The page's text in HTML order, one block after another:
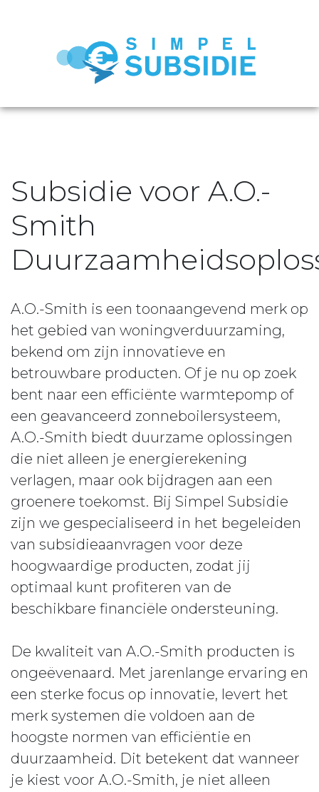
Subsidie voor A.O.-
Smith
A.O.-Smith is een toonaangevend merk op
het gebied van woningverduurzaming,
bekend om zijn innovatieve en
betrouwbare producten. Of je nu op zoek
bent naar een efficiënte warmtepomp of
een geavanceerd zonneboilersysteem,
A.O.-Smith biedt duurzame oplossingen
die niet alleen je energierekening
verlagen, maar ook bijdragen aan een
groenere toekomst. Bij Simpel Subsidie
zijn we gespecialiseerd in het begeleiden
van subsidieaanvragen voor deze
hoogwaardige producten, zodat jij
optimaal kunt profiteren van de
beschikbare financiële ondersteuning.
De kwaliteit van A.O.-Smith producten is
ongeëvenaard. Met jarenlange ervaring en
een sterke focus op innovatie, levert het
merk systemen die voldoen aan de
hoogste normen van efficiëntie en
duurzaamheid. Dit betekent dat wanneer
je kiest voor A.O.-Smith, je niet alleen